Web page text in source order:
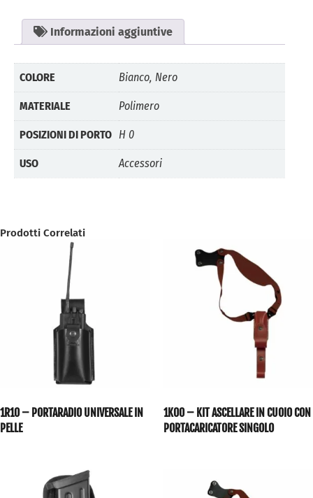
Informazioni aggiuntive
COLORE Bianco, Nero
MATERIALE Polimero
POSIZIONI DI PORTO H 0
USO Accessori
Prodotti Correlati
1R10 – PORTARADIO UNIVERSALE IN
PELLE
1K00 – KIT ASCELLARE IN CUOIO CON
PORTACARICATORE SINGOLO